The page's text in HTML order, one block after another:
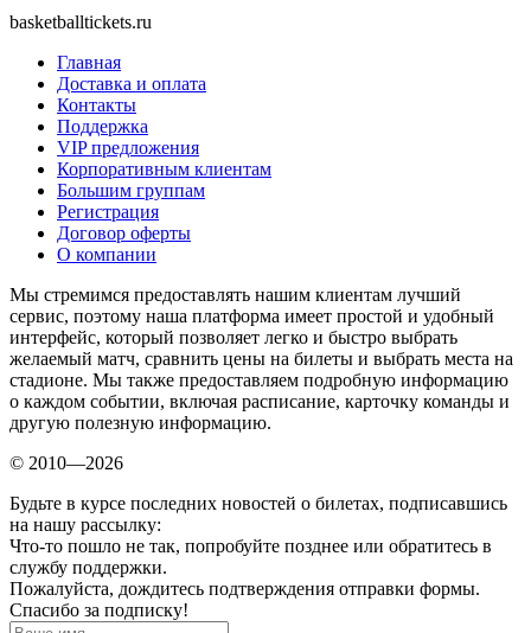
basketballtickets.ru
Главная
Доставка и оплата
Контакты
Поддержка
VIP предложения
Корпоративным клиентам
Большим группам
Регистрация
Договор оферты
О компании
Мы стремимся предоставлять нашим клиентам лучший
сервис, поэтому наша платформа имеет простой и удобный
интерфейс, который позволяет легко и быстро выбрать
желаемый матч, сравнить цены на билеты и выбрать места на
стадионе. Мы также предоставляем подробную информацию
о каждом событии, включая расписание, карточку команды и
другую полезную информацию.
© 2010—2026
Будьте в курсе последних новостей о билетах, подписавшись
на нашу рассылку:
Что-то пошло не так, попробуйте позднее или обратитесь в
службу поддержки.
Пожалуйста, дождитесь подтверждения отправки формы.
Спасибо за подписку!